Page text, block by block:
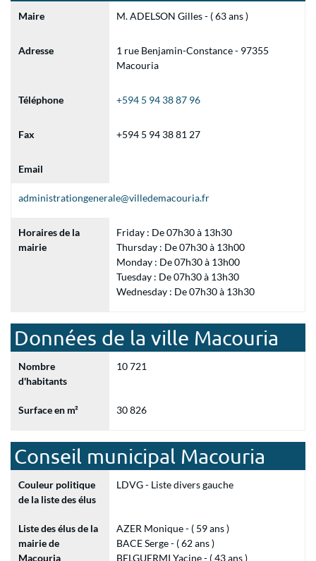
Maire M. ADELSON Gilles - ( 63 ans )
Adresse
1 rue Benjamin-Constance - 97355
Macouria
Téléphone +594 5 94 38 87 96
Fax +594 5 94 38 81 27
Email
administrationgenerale@villedemacouria.fr
Horaires de la
mairie
Friday : De 07h30 à 13h30
Thursday : De 07h30 à 13h00
Monday : De 07h30 à 13h00
Tuesday : De 07h30 à 13h30
Wednesday : De 07h30 à 13h30
Données de la ville Macouria
Nombre
d'habitants
10 721
Surface en m² 30 826
Conseil municipal Macouria
Couleur politique
de la liste des élus
LDVG - Liste divers gauche
Liste des élus de la
mairie de
Macouria
AZER Monique - ( 59 ans )
BACE Serge - ( 62 ans )
BELGUERMI Yacine - ( 43 ans )